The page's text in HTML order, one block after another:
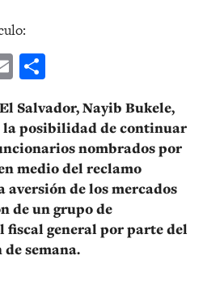
Email
Salvador, Nayib Bukele,
la posibilidad de continuar
nombrados por
medio del reclamo
de los mercados
de un grupo de
fiscal general por parte del
semana.